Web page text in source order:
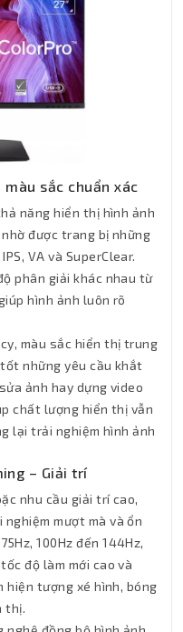
sắc chuẩn xác
năng hiển thị hình ảnh
được trang bị những
VA và SuperClear.
phân giải khác nhau từ
hình ảnh luôn rõ
màu sắc hiển thị trung
những yêu cầu khắt
ảnh hay dựng video
chất lượng hiển thị vẫn
lại trải nghiệm hình ảnh
– Giải trí
nhu cầu giải trí cao,
mượt mà và ổn
100Hz đến 144Hz,
độ làm mới cao và
hiện tượng xé hình, bóng
thị.